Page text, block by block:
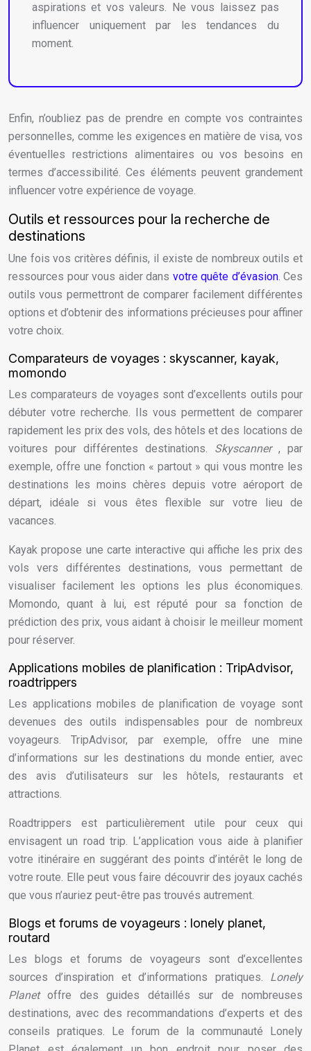
aspirations et vos valeurs. Ne vous laissez pas
influencer uniquement par les tendances du
moment.
Enfin, n’oubliez pas de prendre en compte vos contraintes
personnelles, comme les exigences en matière de visa, vos
éventuelles restrictions alimentaires ou vos besoins en
termes d’accessibilité. Ces éléments peuvent grandement
influencer votre expérience de voyage.
Outils et ressources pour la recherche de
destinations
Une fois vos critères définis, il existe de nombreux outils et
ressources pour vous aider dans votre quête d’évasion. Ces
outils vous permettront de comparer facilement différentes
options et d’obtenir des informations précieuses pour affiner
votre choix.
Comparateurs de voyages : skyscanner, kayak,
momondo
Les comparateurs de voyages sont d’excellents outils pour
débuter votre recherche. Ils vous permettent de comparer
rapidement les prix des vols, des hôtels et des locations de
voitures pour différentes destinations. Skyscanner , par
exemple, offre une fonction « partout » qui vous montre les
destinations les moins chères depuis votre aéroport de
départ, idéale si vous êtes flexible sur votre lieu de
vacances.
Kayak propose une carte interactive qui affiche les prix des
vols vers différentes destinations, vous permettant de
visualiser facilement les options les plus économiques.
Momondo, quant à lui, est réputé pour sa fonction de
prédiction des prix, vous aidant à choisir le meilleur moment
pour réserver.
Applications mobiles de planification : TripAdvisor,
roadtrippers
Les applications mobiles de planification de voyage sont
devenues des outils indispensables pour de nombreux
voyageurs. TripAdvisor, par exemple, offre une mine
d’informations sur les destinations du monde entier, avec
des avis d’utilisateurs sur les hôtels, restaurants et
attractions.
Roadtrippers est particulièrement utile pour ceux qui
envisagent un road trip. L’application vous aide à planifier
votre itinéraire en suggérant des points d’intérêt le long de
votre route. Elle peut vous faire découvrir des joyaux cachés
que vous n’auriez peut-être pas trouvés autrement.
Blogs et forums de voyageurs : lonely planet,
routard
Les blogs et forums de voyageurs sont d’excellentes
sources d’inspiration et d’informations pratiques. Lonely
Planetoffre des guides détaillés sur de nombreuses
destinations, avec des recommandations d’experts et des
conseils pratiques. Le forum de la communauté Lonely